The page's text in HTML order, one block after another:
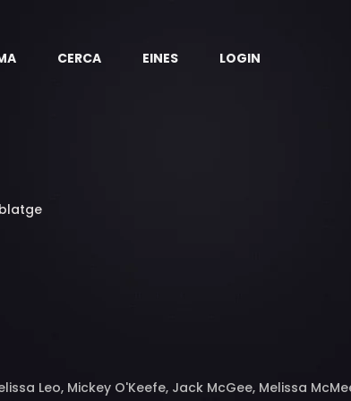
CERCA EINES LOGIN
Leo, Mickey O'Keefe, Jack McGee, Melissa